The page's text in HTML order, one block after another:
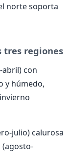
norte soporta
tres regiones
con
y húmedo,
julio) calurosa
(agosto-